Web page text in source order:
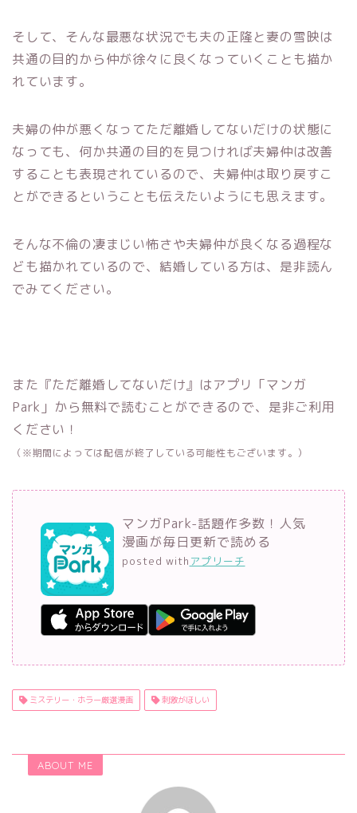
そして、そんな最悪な状況でも夫の正隆と妻の雪映は
共通の目的から仲が徐々に良くなっていくことも描か
れています。
夫婦の仲が悪くなってただ離婚してないだけの状態に
なっても、何か共通の目的を見つければ夫婦仲は改善
することも表現されているので、夫婦仲は取り戻すこ
とができるということも伝えたいようにも思えます。
そんな不倫の凄まじい怖さや夫婦仲が良くなる過程な
ども描かれているので、結婚している方は、是非読ん
でみてください。
また『ただ離婚してないだけ』はアプリ「マンガ
Park」から無料で読むことができるので、是非ご利用
ください！
（※期間によっては配信が終了している可能性もございます。）
マンガPark-話題作多数！人気
漫画が毎日更新で読める
posted with アプリーチ
ミステリー・ホラー厳選漫画 刺激がほしい
ABOUT ME